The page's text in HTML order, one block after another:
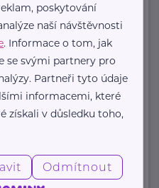
pro
poskytování
naší návštěvnosti
. Informace o tom, jak
se svými partnery pro
Partneři tyto údaje
informacemi, které
získali v důsledku toho,
Odmítnout